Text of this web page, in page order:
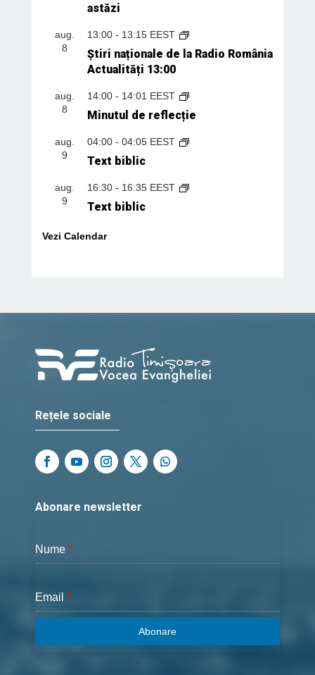
astăzi
aug.
8
13:00- 13:15 EEST
Știri naționale de la Radio România
Actualități 13:00
aug.
8
14:00- 14:01 EEST
Minutul de reflecție
aug.
9
04:00- 04:05 EEST
Text biblic
aug.
9
16:30- 16:35 EEST
Text biblic
Vezi Calendar
Rețele sociale
Abonare newsletter
Nume *
Email *
Abonare